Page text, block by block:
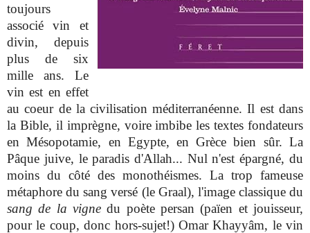
toujours
associé vin et
divin, depuis
plus de six
mille ans. Le
vin est en effet
au coeur de la civilisation méditerranéenne. Il est dans
la Bible, il imprègne, voire imbibe les textes fondateurs
en Mésopotamie, en Egypte, en Grèce bien sûr. La
Pâque juive, le paradis d'Allah... Nul n'est épargné, du
moins du côté des monothéismes. La trop fameuse
métaphore du sang versé (le Graal), l'image classique du
sang de la vigne du poète persan (païen et jouisseur,
pour le coup, donc hors-sujet!) Omar Khayyâm, le vin